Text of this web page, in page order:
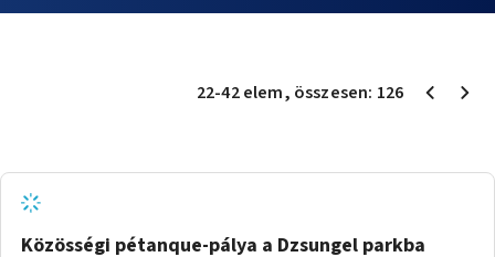
22-42elem, összesen: 126
Közösségi pétanque-pálya a Dzsungel parkba